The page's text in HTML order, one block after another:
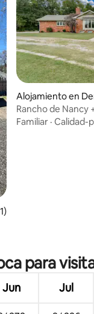
promedio: 4.76 de
Alojamiento en
Rancho de Nancy
Familiar · Calidad-
para
Jun Jul